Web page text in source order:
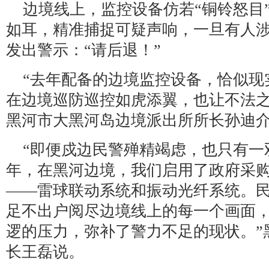
边境线上，监控设备仿若“铜铃怒
如耳，精准捕捉可疑声响，一旦有人
发出警示：“请后退！”
“去年配备的边境监控设备，恰似现
在边境巡防巡控如虎添翼，也让不法
黑河市大黑河岛边境派出所所长孙迪
“即便戍边民警殚精竭虑，也只有
年，在黑河边境，我们启用了政府采
——雷球联动系统和振动光纤系统。
足不出户阅尽边境线上的每一个画面
逻的压力，弥补了警力不足的现状。
长王磊说。